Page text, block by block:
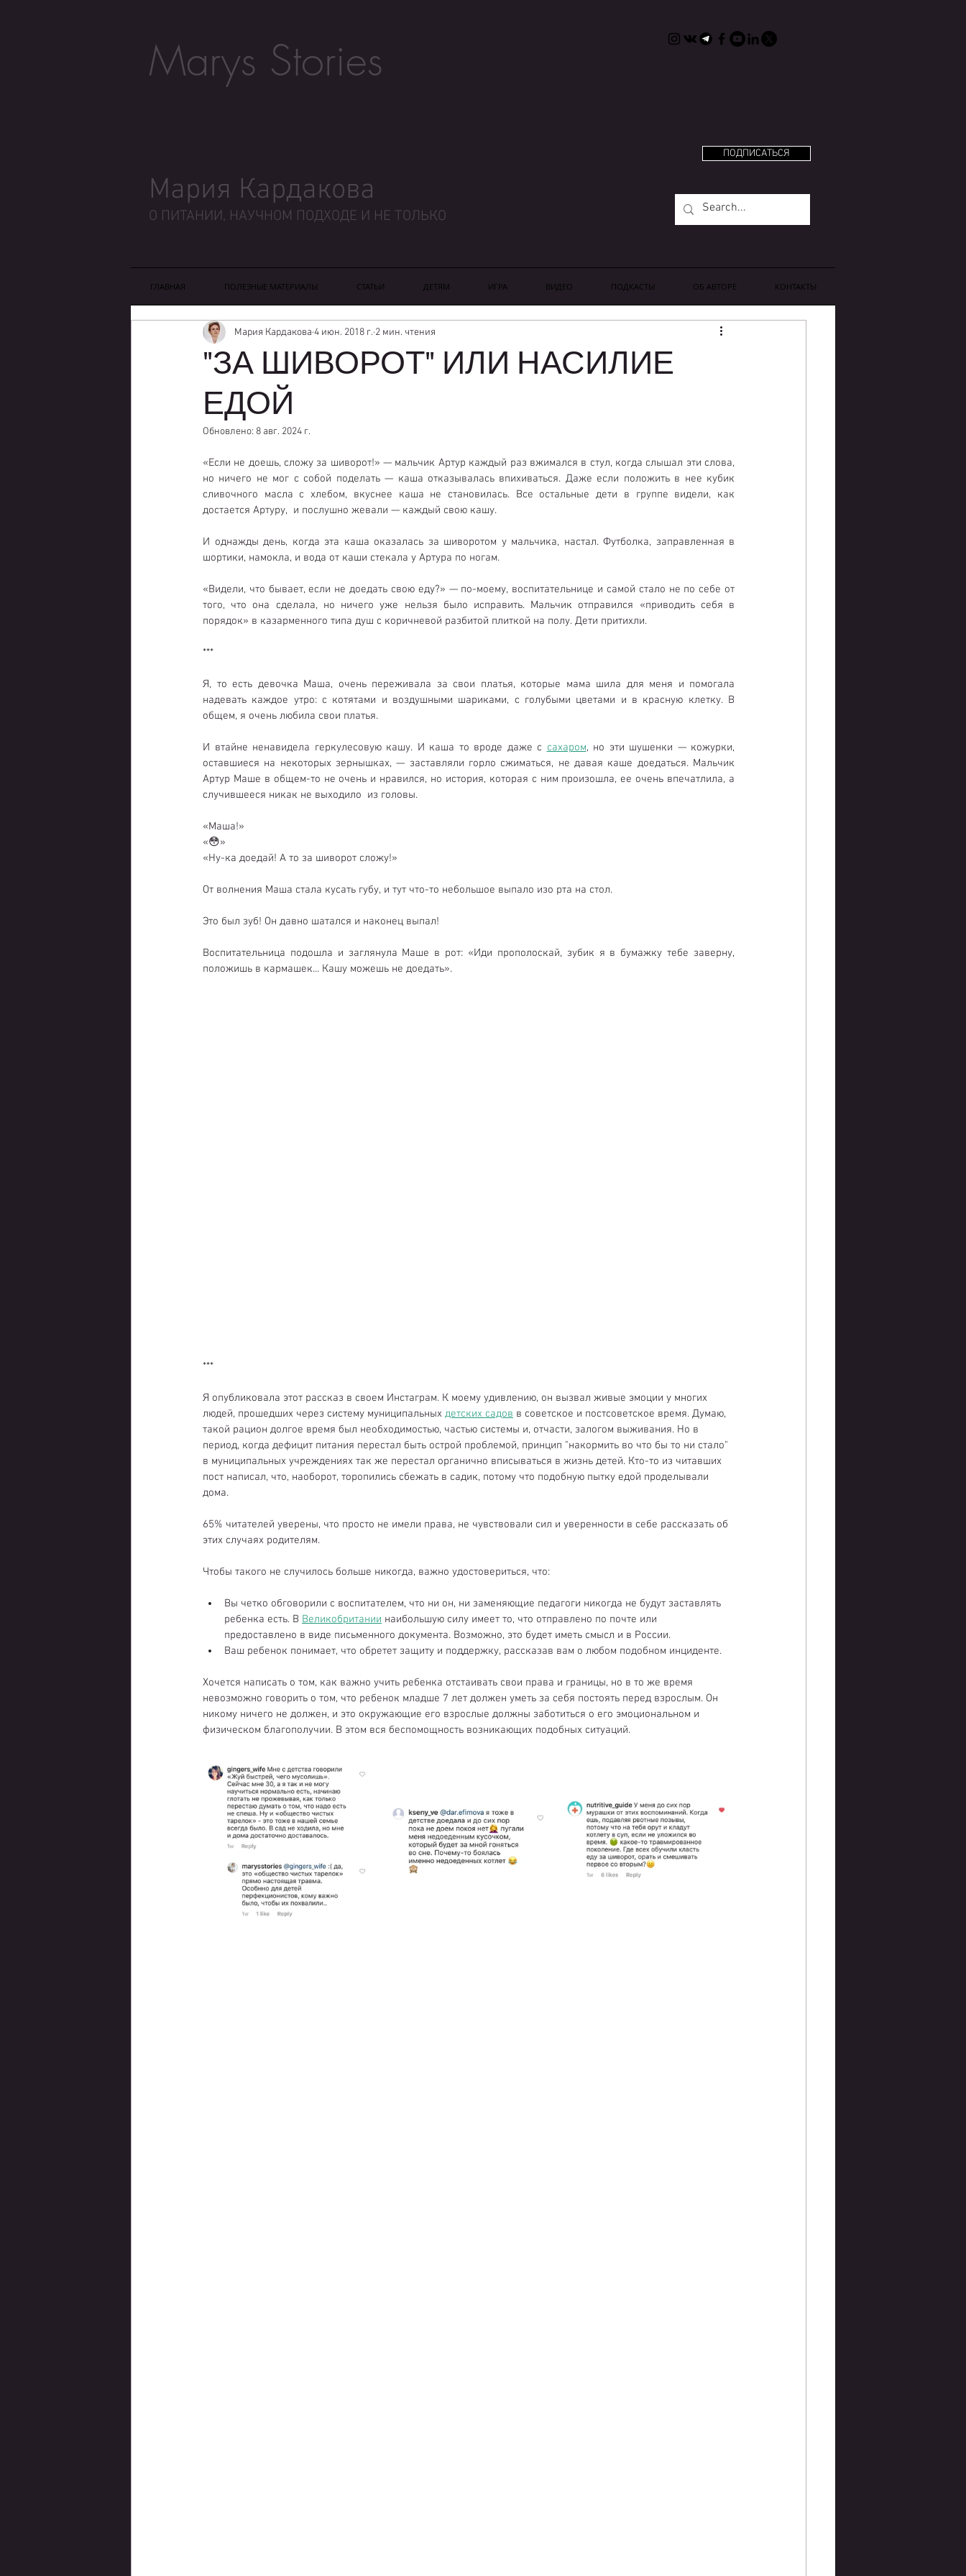
Marys Stories
Мария Кардакова
О ПИТАНИИ, НАУЧНОМ ПОДХОДЕ И НЕ ТОЛЬКО
ПОДПИСАТЬСЯ
ГЛАВНАЯ ПОЛЕЗНЫЕ МАТЕРИАЛЫ СТАТЬИ ДЕТЯМ ИГРА ВИДЕО ПОДКАСТЫ OБ АВТОРЕ КОНТАКТЫ
"ЗА ШИВОРОТ" ИЛИ НАСИЛИЕ
ЕДОЙ
Мария Кардакова 4 июн. 2018 г. 2 мин. чтения
Обновлено: 8 авг. 2024 г.
«Если не доешь, сложу за шиворот!» — мальчик Артур каждый раз вжимался в стул, когда слышал эти слова,
но ничего не мог с собой поделать — каша отказывалась впихиваться. Даже если положить в нее кубик
сливочного масла с хлебом, вкуснее каша не становилась. Все остальные дети в группе видели, как
достается Артуру,  и послушно жевали — каждый свою кашу.
И однажды день, когда эта каша оказалась за шиворотом у мальчика, настал. Футболка, заправленная в
шортики, намокла, и вода от каши стекала у Артура по ногам.
«Видели, что бывает, если не доедать свою еду?» — по-моему, воспитательнице и самой стало не по себе от
того, что она сделала, но ничего уже нельзя было исправить. Мальчик отправился «приводить себя в
порядок» в казарменного типа душ с коричневой разбитой плиткой на полу. Дети притихли.
***
Я, то есть девочка Маша, очень переживала за свои платья, которые мама шила для меня и помогала
надевать каждое утро: с котятами и воздушными шариками, с голубыми цветами и в красную клетку. В
общем, я очень любила свои платья.
И втайне ненавидела геркулесовую кашу. И каша то вроде даже с сахаром, но эти шушенки — кожурки,
оставшиеся на некоторых зернышках, — заставляли горло сжиматься, не давая каше доедаться. Мальчик
Артур Маше в общем-то не очень и нравился, но история, которая с ним произошла, ее очень впечатлила, а
случившееся никак не выходило  из головы.
«Маша!»
«😳»
«Ну-ка доедай! А то за шиворот сложу!»
От волнения Маша стала кусать губу, и тут что-то небольшое выпало изо рта на стол.
Это был зуб! Он давно шатался и наконец выпал!
Воспитательница подошла и заглянула Маше в рот: «Иди прополоскай, зубик я в бумажку тебе заверну,
положишь в кармашек... Кашу можешь не доедать».
***
Я опубликовала этот рассказ в своем Инстаграм. К моему удивлению, он вызвал живые эмоции у многих
людей, прошедших через систему муниципальных детских садов в советское и постсоветское время. Думаю,
такой рацион долгое время был необходимостью, частью системы и, отчасти, залогом выживания. Но в
период, когда дефицит питания перестал быть острой проблемой, принцип "накормить во что бы то ни стало"
в муниципальных учреждениях так же перестал органично вписываться в жизнь детей. Кто-то из читавших
пост написал, что, наоборот, торопились сбежать в садик, потому что подобную пытку едой проделывали
дома.
65% читателей уверены, что просто не имели права, не чувствовали сил и уверенности в себе рассказать об
этих случаях родителям.
Чтобы такого не случилось больше никогда, важно удостовериться, что:
Вы четко обговорили с воспитателем, что ни он, ни заменяющие педагоги никогда не будут заставлять
ребенка есть. В Великобритании наибольшую силу имеет то, что отправлено по почте или
предоставлено в виде письменного документа. Возможно, это будет иметь смысл и в России.
Ваш ребенок понимает, что обретет защиту и поддержку, рассказав вам о любом подобном инциденте.
Хочется написать о том, как важно учить ребенка отстаивать свои права и границы, но в то же время
невозможно говорить о том, что ребенок младше 7 лет должен уметь за себя постоять перед взрослым. Он
никому ничего не должен, и это окружающие его взрослые должны заботиться о его эмоциональном и
физическом благополучии. В этом вся беспомощность возникающих подобных ситуаций.